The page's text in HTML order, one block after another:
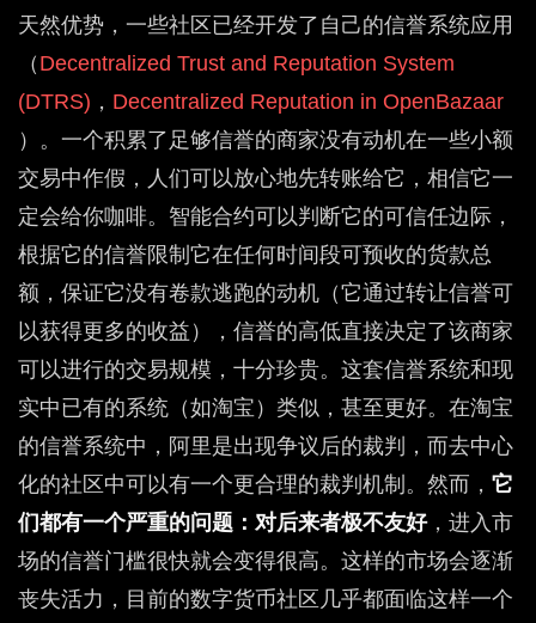
天然优势，一些社区已经开发了自己的信誉系统应用
（ Decentralized Trust and Reputation System
(DTRS) ， Decentralized Reputation in OpenBazaar
）。一个积累了足够信誉的商家没有动机在一些小额
交易中作假，人们可以放心地先转账给它，相信它一
定会给你咖啡。智能合约可以判断它的可信任边际，
根据它的信誉限制它在任何时间段可预收的货款总
额，保证它没有卷款逃跑的动机（它通过转让信誉可
以获得更多的收益），信誉的高低直接决定了该商家
可以进行的交易规模，十分珍贵。这套信誉系统和现
实中已有的系统（如淘宝）类似，甚至更好。在淘宝
的信誉系统中，阿里是出现争议后的裁判，而去中心
化的社区中可以有一个更合理的裁判机制。然而， 它
们都有一个严重的问题：对后来者极不友好，进入市
场的信誉门槛很快就会变得很高。这样的市场会逐渐
丧失活力，目前的数字货币社区几乎都面临这样一个